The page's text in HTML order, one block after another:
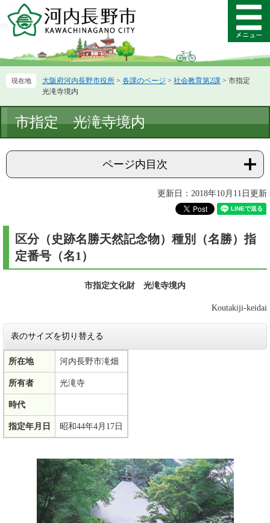
ー
先
ニ
を
て
メ
ニ
ー
大阪府河内長野市役所 > 各課のページ > 社会教育第2課 > 市指定
光滝寺境内
文
市指定 光滝寺境内
ページ内目次
更新日：2018年10月11日更新
区分（史跡名勝天然記念物）種別（名勝）指
定番号（名1）
市指定文化財 光滝寺境内
Koutakiji-keidai
表のサイズを切り替える
所在地 河内長野市滝畑
所有者 光滝寺
時代
指定年月日 昭和44年4月17日